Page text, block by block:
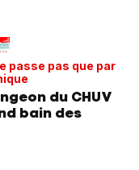
passe pas que par
du CHUV
bain des